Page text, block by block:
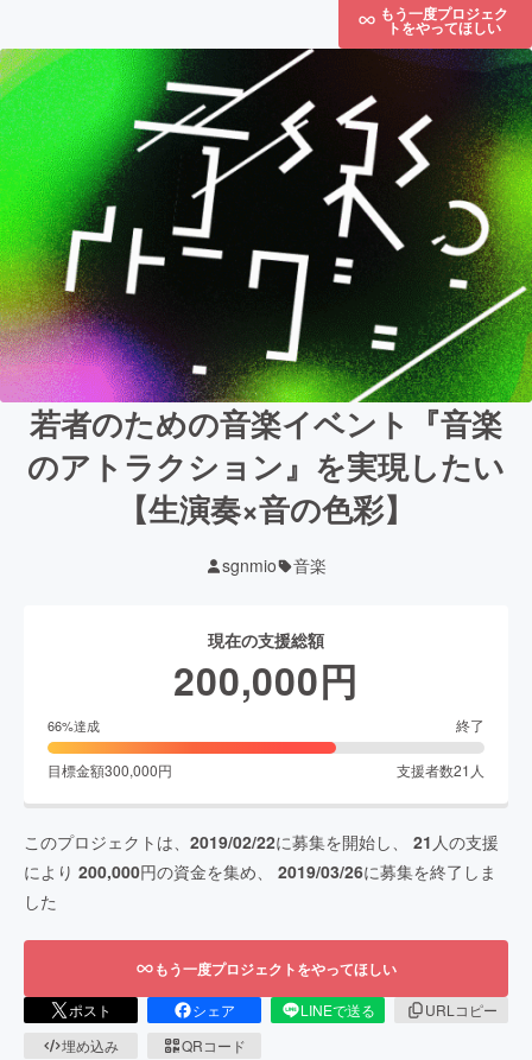
もう一度プロジェク
トをやってほしい
若者のための音楽イベント『音楽
のアトラクション』を実現したい
【生演奏×音の色彩】
sgnmio 音楽
現在の支援総額
200,000円
66%達成 終了
目標金額300,000円 支援者数21 人
このプロジェクトは、 2019/02/22に募集を開始し、 21 人の支援
により 200,000円の資金を集め、 2019/03/26に募集を終了しま
した
もう一度プロジェクトをやってほしい
ポスト シェア LINEで送る
URLコピー
埋め込み
QRコード